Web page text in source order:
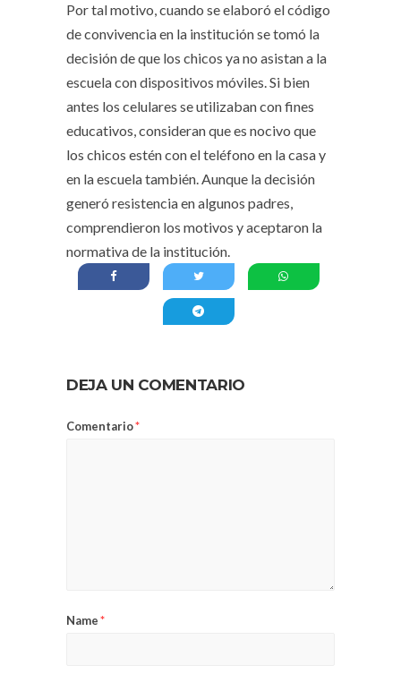
Por tal motivo, cuando se elaboró el código
de convivencia en la institución se tomó la
decisión de que los chicos ya no asistan a la
escuela con dispositivos móviles. Si bien
antes los celulares se utilizaban con fines
educativos, consideran que es nocivo que
los chicos estén con el teléfono en la casa y
en la escuela también. Aunque la decisión
generó resistencia en algunos padres,
comprendieron los motivos y aceptaron la
normativa de la institución.
DEJA UN COMENTARIO
Comentario*
Name*